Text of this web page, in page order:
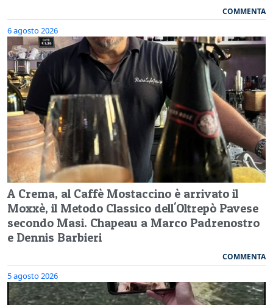
COMMENTA
6 agosto 2026
A Crema, al Caffè Mostaccino è arrivato il
Moxxè, il Metodo Classico dell'Oltrepò Pavese
secondo Masi. Chapeau a Marco Padrenostro
e Dennis Barbieri
COMMENTA
5 agosto 2026